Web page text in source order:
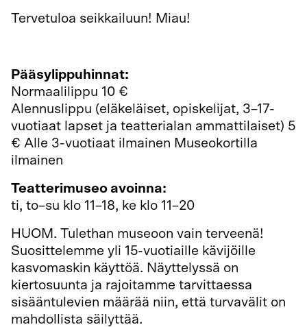
Tervetuloa seikkailuun! Miau!
Pääsylippuhinnat:
Normaalilippu 10 €
Alennuslippu (eläkeläiset, opiskelijat, 3–17-
vuotiaat lapset ja teatterialan ammattilaiset) 5
€ Alle 3-vuotiaat ilmainen Museokortilla
ilmainen
Teatterimuseo avoinna:
ti, to–su klo 11–18, ke klo 11–20
HUOM. Tulethan museoon vain terveenä!
Suosittelemme yli 15-vuotiaille kävijöille
kasvomaskin käyttöä. Näyttelyssä on
kiertosuunta ja rajoitamme tarvittaessa
sisääntulevien määrää niin, että turvavälit on
mahdollista säilyttää.